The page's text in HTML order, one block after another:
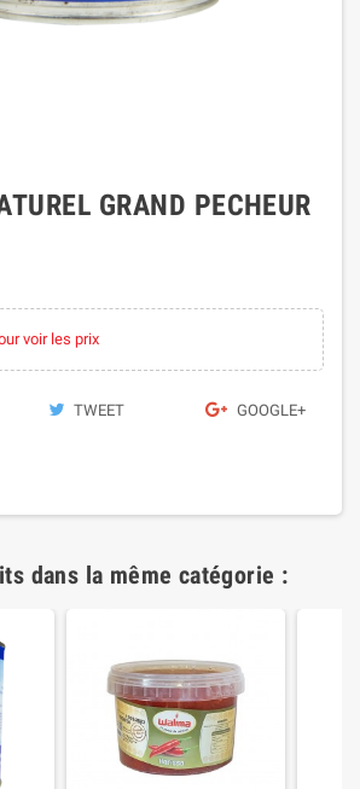
GRAND PECHEUR
voir les prix
TWEET GOOGLE+
dans la même catégorie :